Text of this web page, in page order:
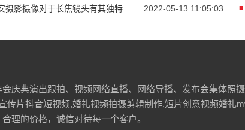
2022-05-13 11:05:03
庆典演出跟拍、视频网络直播、网络导播、发布会集体照
片抖音短视频,婚礼视频拍摄剪辑制作,短片创意视频婚礼
理的价格，诚信对待每一个客户。